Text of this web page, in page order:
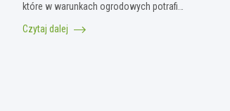
które w warunkach ogrodowych potrafi…
Czytaj dalej